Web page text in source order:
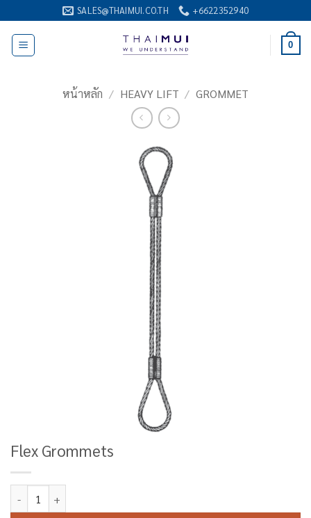
ไป
เนื้อหา
SALES@THAIMUI.CO.TH +6622352940
0
หน้าหลัก / HEAVY LIFT / GROMMET
Flex Grommets